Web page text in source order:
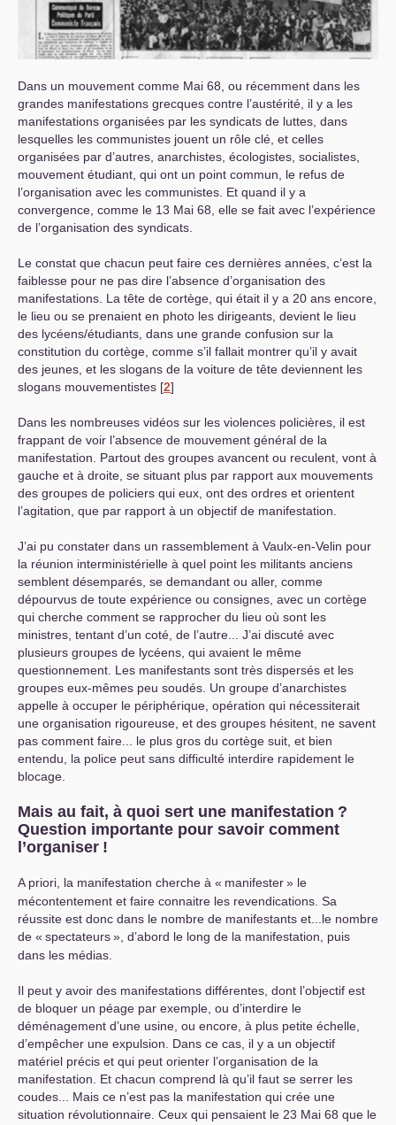
Dans un mouvement comme Mai 68, ou récemment dans les
grandes manifestations grecques contre l’austérité, il y a les
manifestations organisées par les syndicats de luttes, dans
lesquelles les communistes jouent un rôle clé, et celles
organisées par d’autres, anarchistes, écologistes, socialistes,
mouvement étudiant, qui ont un point commun, le refus de
l’organisation avec les communistes. Et quand il y a
convergence, comme le 13 Mai 68, elle se fait avec l’expérience
de l’organisation des syndicats.
Le constat que chacun peut faire ces dernières années, c’est la
faiblesse pour ne pas dire l’absence d’organisation des
manifestations. La tête de cortège, qui était il y a 20 ans encore,
le lieu ou se prenaient en photo les dirigeants, devient le lieu
des lycéens/étudiants, dans une grande confusion sur la
constitution du cortège, comme s’il fallait montrer qu’il y avait
des jeunes, et les slogans de la voiture de tête deviennent les
slogans mouvementistes [2]
Dans les nombreuses vidéos sur les violences policières, il est
frappant de voir l’absence de mouvement général de la
manifestation. Partout des groupes avancent ou reculent, vont à
gauche et à droite, se situant plus par rapport aux mouvements
des groupes de policiers qui eux, ont des ordres et orientent
l’agitation, que par rapport à un objectif de manifestation.
J’ai pu constater dans un rassemblement à Vaulx-en-Velin pour
la réunion interministérielle à quel point les militants anciens
semblent désemparés, se demandant ou aller, comme
dépourvus de toute expérience ou consignes, avec un cortège
qui cherche comment se rapprocher du lieu où sont les
ministres, tentant d’un coté, de l’autre... J’ai discuté avec
plusieurs groupes de lycéens, qui avaient le même
questionnement. Les manifestants sont très dispersés et les
groupes eux-mêmes peu soudés. Un groupe d’anarchistes
appelle à occuper le périphérique, opération qui nécessiterait
une organisation rigoureuse, et des groupes hésitent, ne savent
pas comment faire... le plus gros du cortège suit, et bien
entendu, la police peut sans difficulté interdire rapidement le
blocage.
Mais au fait, à quoi sert une manifestation ?
Question importante pour savoir comment
l’organiser !
A priori, la manifestation cherche à « manifester» le
mécontentement et faire connaitre les revendications. Sa
réussite est donc dans le nombre de manifestants et...le nombre
de « spectateurs», d’abord le long de la manifestation, puis
dans les médias.
Il peut y avoir des manifestations différentes, dont l’objectif est
de bloquer un péage par exemple, ou d’interdire le
déménagement d’une usine, ou encore, à plus petite échelle,
d’empêcher une expulsion. Dans ce cas, il y a un objectif
matériel précis et qui peut orienter l’organisation de la
manifestation. Et chacun comprend là qu’il faut se serrer les
coudes... Mais ce n’est pas la manifestation qui crée une
situation révolutionnaire. Ceux qui pensaient le 23 Mai 68 que le